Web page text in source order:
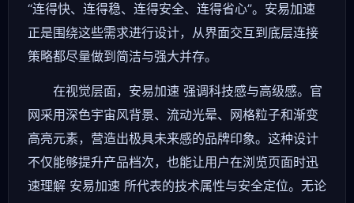
“连得快、连得稳、连得安全、连得省心”。安易加速
正是围绕这些需求进行设计，从界面交互到底层连接
策略都尽量做到简洁与强大并存。
在视觉层面，安易加速 强调科技感与高级感。官
网采用深色宇宙风背景、流动光晕、网格粒子和渐变
高亮元素，营造出极具未来感的品牌印象。这种设计
不仅能够提升产品档次，也能让用户在浏览页面时迅
速理解 安易加速 所代表的技术属性与安全定位。无论